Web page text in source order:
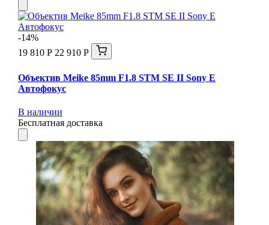
-14%
19 810 Р 22 910 Р
Объектив Meike 85mm F1.8 STM SE II Sony E
Автофокус
В наличии
Бесплатная доставка